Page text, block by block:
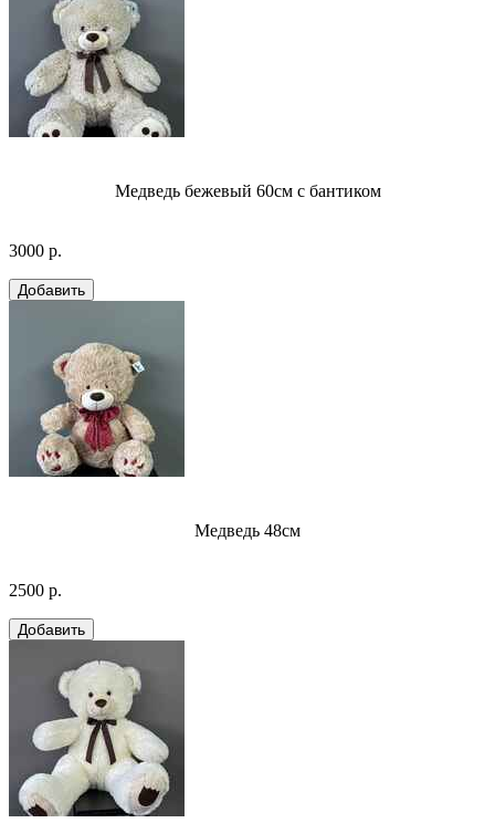
Медведь бежевый 60см с бантиком
3000 р.
Медведь 48см
2500 р.